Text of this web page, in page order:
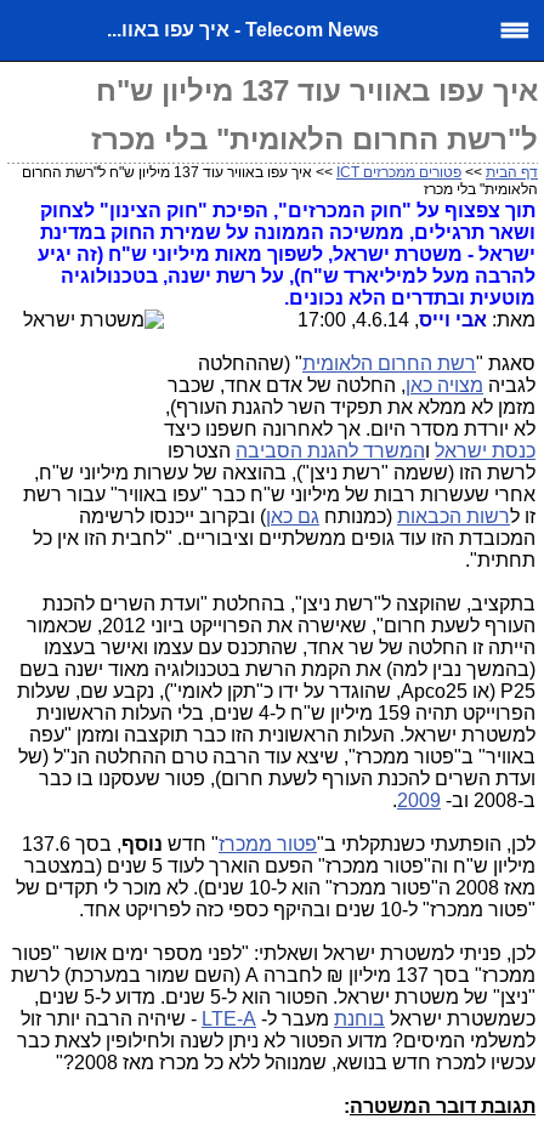
Telecom News - איך עפו באוו...
איך עפו באוויר עוד 137 מיליון ש"ח
ל"רשת החרום הלאומית" בלי מכרז
דף הבית >> פטורים ממכרזים ICT
>> איך עפו באוויר עוד 137 מיליון ש"ח ל"רשת החרום
הלאומית" בלי מכרז
תוך צפצוף על "חוק המכרזים", הפיכת "חוק הצינון" לצחוק
ושאר תרגילים, ממשיכה הממונה על שמירת החוק במדינת
ישראל - משטרת ישראל, לשפוך מאות מיליוני ש"ח (זה יגיע
להרבה מעל למיליארד ש"ח), על רשת ישנה, בטכנולוגיה
מוטעית ובתדרים הלא נכונים.
מאת: אבי וייס, 4.6.14, 17:00
סאגת "רשת החרום הלאומית" (שההחלטה
לגביה מצויה כאן, החלטה של אדם אחד, שכבר
מזמן לא ממלא את תפקיד השר להגנת העורף),
לא יורדת מסדר היום. אך לאחרונה חשפנו כיצד
כנסת ישראל והמשרד להגנת הסביבה הצטרפו
לרשת הזו (ששמה "רשת ניצן"), בהוצאה של עשרות מיליוני ש"ח,
אחרי שעשרות רבות של מיליוני ש"ח כבר "עפו באוויר" עבור רשת
זו לרשות הכבאות (כמנותח גם כאן) ובקרוב ייכנסו לרשימה
המכובדת הזו עוד גופים ממשלתיים וציבוריים. "לחבית הזו אין כל
תחתית".
בתקציב, שהוקצה ל"רשת ניצן", בהחלטת "ועדת השרים להכנת
העורף לשעת חרום", שאישרה את הפרוייקט ביוני 2012, שכאמור
הייתה זו החלטה של שר אחד, שהתכנס עם עצמו ואישר בעצמו
(בהמשך נבין למה) את הקמת הרשת בטכנולוגיה מאוד ישנה בשם
P25 (או Apco25, שהוגדר על ידו כ"תקן לאומי"), נקבע שם, שעלות
הפרוייקט תהיה 159 מיליון ש"ח ל-4 שנים, בלי העלות הראשונית
למשטרת ישראל. העלות הראשונית הזו כבר תוקצבה ומזמן "עפה
באוויר" ב"פטור ממכרז", שיצא עוד הרבה טרם ההחלטה הנ"ל (של
ועדת השרים להכנת העורף לשעת חרום), פטור שעסקנו בו כבר
ב-2008 וב-
2009
.
לכן, הופתעתי כשנתקלתי ב"פטור ממכרז" חדש נוסף
, בסך 137.6
מיליון ש"ח וה"פטור ממכרז" הפעם הוארך לעוד 5 שנים (במצטבר
מאז 2008 ה"פטור ממכרז" הוא ל-10 שנים). לא מוכר לי תקדים של
"פטור ממכרז" ל-10 שנים ובהיקף כספי כזה לפרויקט אחד.
לכן, פניתי למשטרת ישראל ושאלתי: "לפני מספר ימים אושר "פטור
ממכרז" בסך 137 מיליון ₪ לחברה A (השם שמור במערכת) לרשת
"ניצן" של משטרת ישראל. הפטור הוא ל-5 שנים. מדוע ל-5 שנים,
כשמשטרת ישראל בוחנת מעבר ל- LTE-A - שיהיה הרבה יותר זול
למשלמי המיסים? מדוע הפטור לא ניתן לשנה ולחילופין לצאת כבר
עכשיו למכרז חדש בנושא, שמנוהל ללא כל מכרז מאז 2008?"
תגובת דובר המשטרה: